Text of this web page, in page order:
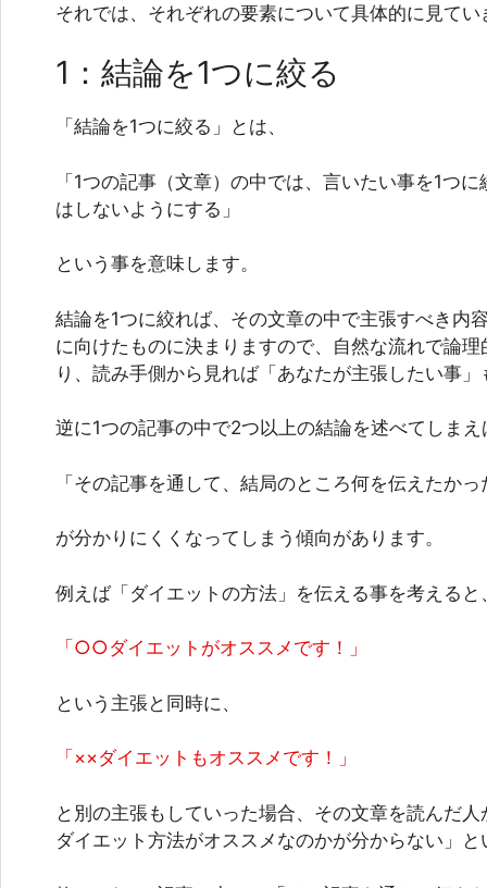
それでは、それぞれの要素について具体的に見てい
1：結論を1つに絞る
「結論を1つに絞る」とは、
「1つの記事（文章）の中では、言いたい事を1つ
はしないようにする」
という事を意味します。
結論を1つに絞れば、その文章の中で主張すべき内
に向けたものに決まりますので、自然な流れで論
り、読み手側から見れば「あなたが主張したい事
逆に1つの記事の中で2つ以上の結論を述べてしまえ
「その記事を通して、結局のところ何を伝えたか
が分かりにくくなってしまう傾向があります。
例えば「ダイエットの方法」を伝える事を考えると
「○○ダイエットがオススメです！」
という主張と同時に、
「××ダイエットもオススメです！」
と別の主張もしていった場合、その文章を読んだ
ダイエット方法がオススメなのかが分からない」